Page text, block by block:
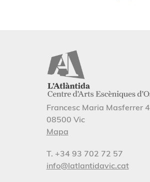
Francesc Maria Masferrer 4
08500 Vic
Mapa
T. +34 93 702 72 57
info@latlantidavic.cat